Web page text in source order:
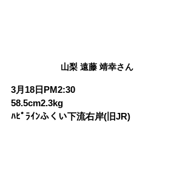
山梨 遠藤 靖幸さん
3月18日PM2:30
58.5cm2.3kg
ﾊﾋﾟﾗｲﾝふくい下流右岸(旧JR)